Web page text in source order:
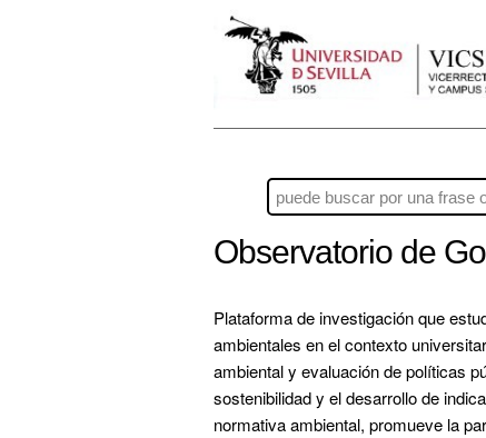
Observatorio de
Plataforma de investigación que
ambientales en el contexto
ambiental y evaluación de políticas
sostenibilidad y el desarrollo de
normativa ambiental, promueve la